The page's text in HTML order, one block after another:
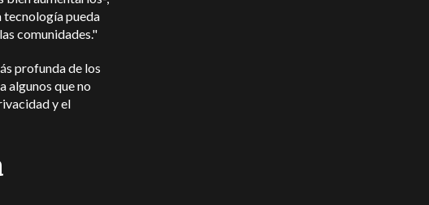
tecnología pueda
comunidades."
profunda de los
algunos que no
y el